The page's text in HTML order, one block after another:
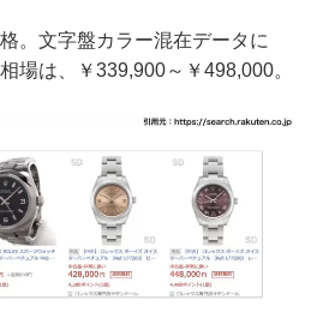
。文字盤カラー混在データに
場は、￥339,900～￥498,000。